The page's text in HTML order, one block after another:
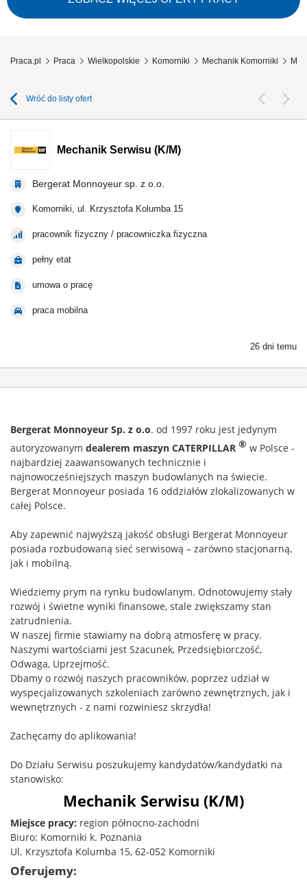
Budujemy i uruchamiamy instalacje, które mają realny wpływ na
transformację...
Praca.pl Praca Wielkopolskie Komorniki Mechanik Komorniki
Wróć do listy ofert
Mechanik Serwisu (K/M)
Bergerat Monnoyeur sp. z o.o.
Komorniki, ul. Krzysztofa Kolumba 15
pracownik fizyczny / pracowniczka fizyczna
pełny etat
umowa o pracę
praca mobilna
26 dni temu
Bergerat Monnoyeur Sp. z o.o. od 1997 roku jest jedynym
autoryzowanym dealerem maszyn CATERPILLAR ® w Polsce -
najbardziej zaawansowanych technicznie i
najnowocześniejszych maszyn budowlanych na świecie.
Bergerat Monnoyeur posiada 16 oddziałów zlokalizowanych w
całej Polsce.
Aby zapewnić najwyższą jakość obsługi Bergerat Monnoyeur
posiada rozbudowaną sieć serwisową – zarówno stacjonarną,
jak i mobilną.
Wiedziemy prym na rynku budowlanym. Odnotowujemy stały
rozwój i świetne wyniki finansowe, stale zwiększamy stan
zatrudnienia.
W naszej firmie stawiamy na dobrą atmosferę w pracy.
Naszymi wartościami jest Szacunek, Przedsiębiorczość,
Odwaga, Uprzejmość.
Dbamy o rozwój naszych pracowników, poprzez udział w
wyspecjalizowanych szkoleniach zarówno zewnętrznych, jak i
wewnętrznych - z nami rozwiniesz skrzydła!
Zachęcamy do aplikowania!
Do Działu Serwisu poszukujemy kandydatów/kandydatki na
stanowisko:
Mechanik Serwisu (K/M)
Miejsce pracy: region północno-zachodni
Biuro: Komorniki k. Poznania
Ul. Krzysztofa Kolumba 15, 62-052 Komorniki
Oferujemy: